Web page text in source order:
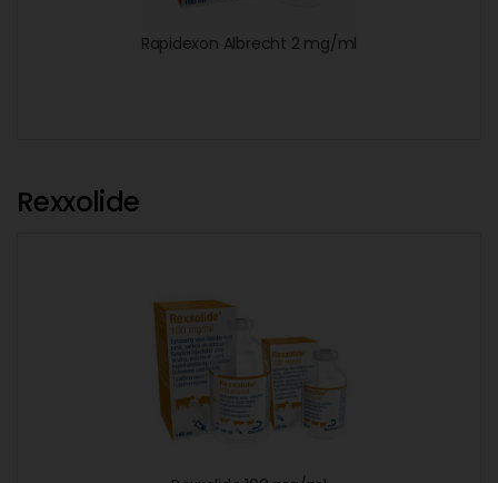
Rapidexon Albrecht 2 mg/ml
Rexxolide